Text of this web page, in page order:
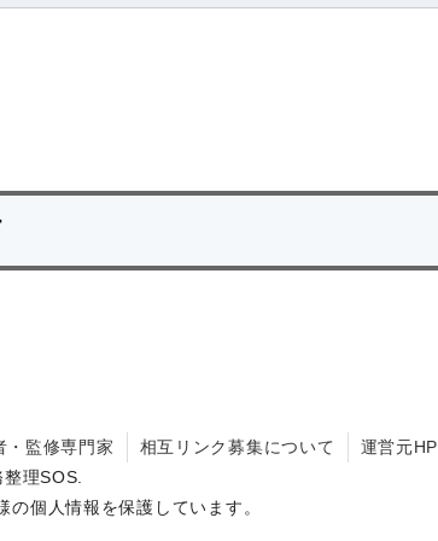
・監修専門家 相互リンク募集について
運営元HP
理SOS.
個人情報を保護しています。